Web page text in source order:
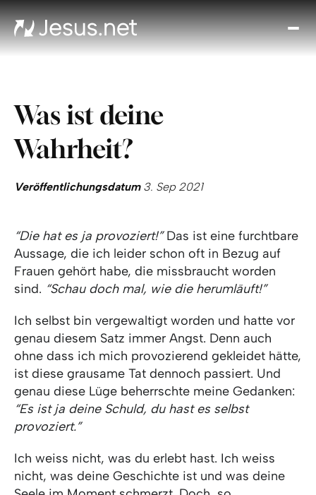
Was ist deine
Wahrheit?
Veröffentlichungsdatum3. Sep 2021
“Die hat es ja provoziert!”Das ist eine furchtbare
Aussage, die ich leider schon oft in Bezug auf
Frauen gehört habe, die missbraucht worden
sind. “Schau doch mal, wie die herumläuft!”
Ich selbst bin vergewaltigt worden und hatte vor
genau diesem Satz immer Angst. Denn auch
ohne dass ich mich provozierend gekleidet hätte,
ist diese grausame Tat dennoch passiert. Und
genau diese Lüge beherrschte meine Gedanken:
“Es ist ja deine Schuld, du hast es selbst
provoziert.”
Ich weiss nicht, was du erlebt hast. Ich weiss
nicht, was deine Geschichte ist und was deine